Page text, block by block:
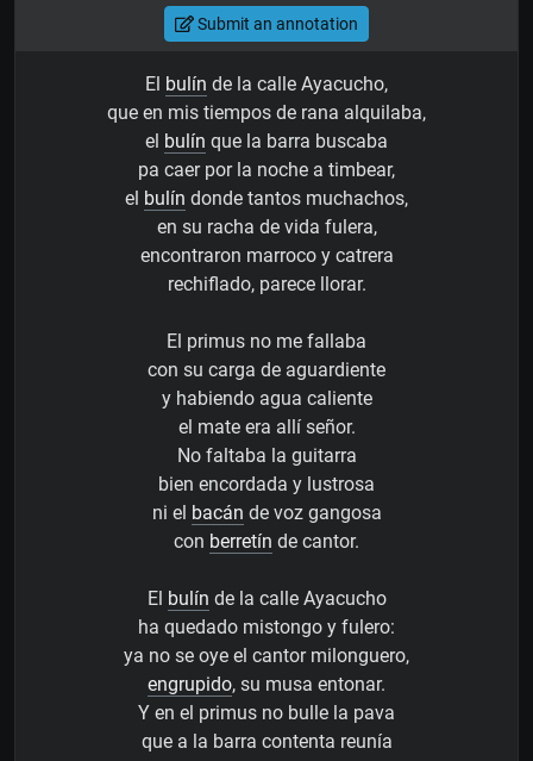
Submit an annotation
El bulín de la calle Ayacucho,
que en mis tiempos de rana alquilaba,
el bulín que la barra buscaba
pa caer por la noche a timbear,
el bulín donde tantos muchachos,
en su racha de vida fulera,
encontraron marroco y catrera
rechiflado, parece llorar.
El primus no me fallaba
con su carga de aguardiente
y habiendo agua caliente
el mate era allí señor.
No faltaba la guitarra
bien encordada y lustrosa
ni el bacán de voz gangosa
con berretín de cantor.
El bulín de la calle Ayacucho
ha quedado mistongo y fulero:
ya no se oye el cantor milonguero,
engrupido, su musa entonar.
Y en el primus no bulle la pava
que a la barra contenta reunía